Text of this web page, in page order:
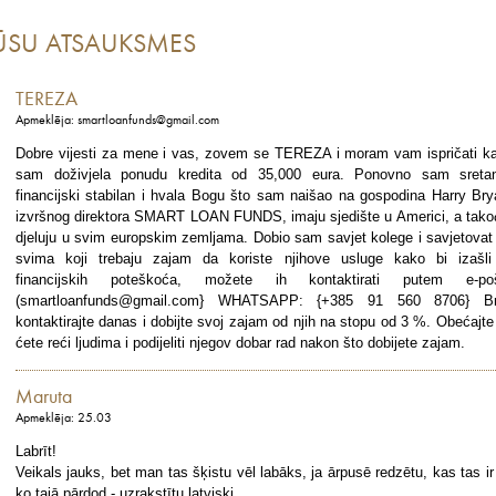
ATSAUKSMES
TEREZA
Apmeklēja: smartloanfunds@gmail.com
Dobre vijesti za mene i vas, zovem se TEREZA i moram vam ispričati
sam doživjela ponudu kredita od 35,000 eura. Ponovno sam
financijski stabilan i hvala Bogu što sam naišao na gospodina Harry
izvršnog direktora SMART LOAN FUNDS, imaju sjedište u Americi, a
djeluju u svim europskim zemljama. Dobio sam savjet kolege i
svima koji trebaju zajam da koriste njihove usluge kako bi
financijskih poteškoća, možete ih kontaktirati putem e-
(smartloanfunds@gmail.com} WHATSAPP: {+385 91 560 8706}
kontaktirajte danas i dobijte svoj zajam od njih na stopu od 3 %.
ćete reći ljudima i podijeliti njegov dobar rad nakon što dobijete zajam.
Maruta
Apmeklēja: 25.03
Labrīt!
Veikals jauks, bet man tas šķistu vēl labāks, ja ārpusē redzētu, kas tas ir